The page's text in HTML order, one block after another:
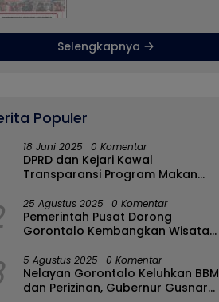
Ekonomi Dan Dinikmati
Masyarakat
Selengkapnya
Populer
18 Juni 2025 0 Komentar
DPRD dan Kejari Kawal
Transparansi Program Makan
25 Agustus 2025 0 Komentar
Pemerintah Pusat Dorong
Gorontalo Kembangkan Wisata
5 Agustus 2025 0 Komentar
Nelayan Gorontalo Keluhkan BBM
dan Perizinan, Gubernur Gusnar